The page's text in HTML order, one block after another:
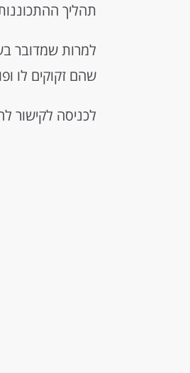
תהליך
למרות שמדובר
שהם זקוקים לו
לכניסה לקישור